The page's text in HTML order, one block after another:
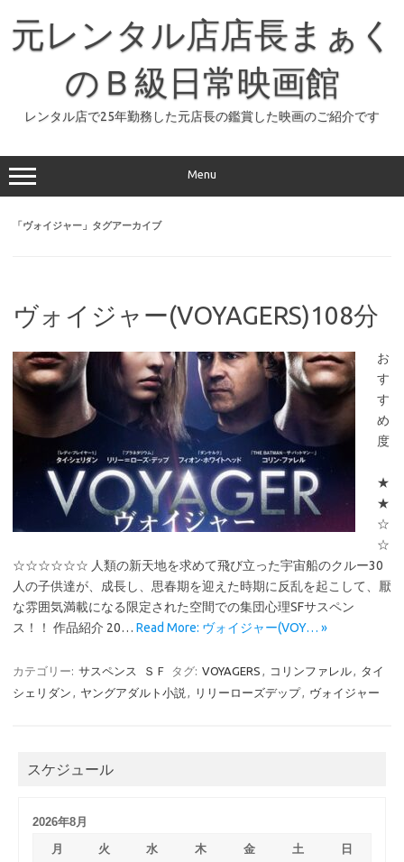
元レンタル店店長まぁく
のＢ級日常映画館
レンタル店で25年勤務した元店長の鑑賞した映画のご紹介です
Menu
「ヴォイジャー 」タグアーカイブ
ヴォイジャー(VOYAGERS)108分
お
す
す
め
度
★
★
☆
☆
☆☆☆☆☆☆ 人類の新天地を求めて飛び立った宇宙船のクルー30
人の子供達が、成長し、思春期を迎えた時期に反乱を起こして、厭
な雰囲気満載になる限定された空間での集団心理SFサスペン
ス！！ 作品紹介 20… Read More: ヴォイジャー(VOY… »
カテゴリー: サスペンス ＳＦ タグ: VOYAGERS , コリンファレル, タイ
シェリダン , ヤングアダルト小説 , リリーローズデップ, ヴォイジャー
スケジュール
2026年8月
月
火 水 木 金 土
日